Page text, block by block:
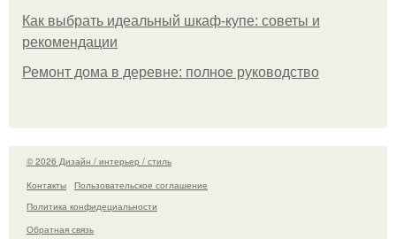
Как выбрать идеальный шкаф-купе: советы и
рекомендации
Ремонт дома в деревне: полное руководство
© 2026 Дизайн / интерьер / стиль
Контакты
Пользовательское соглашение
Политика конфидециальности
Обратная связь